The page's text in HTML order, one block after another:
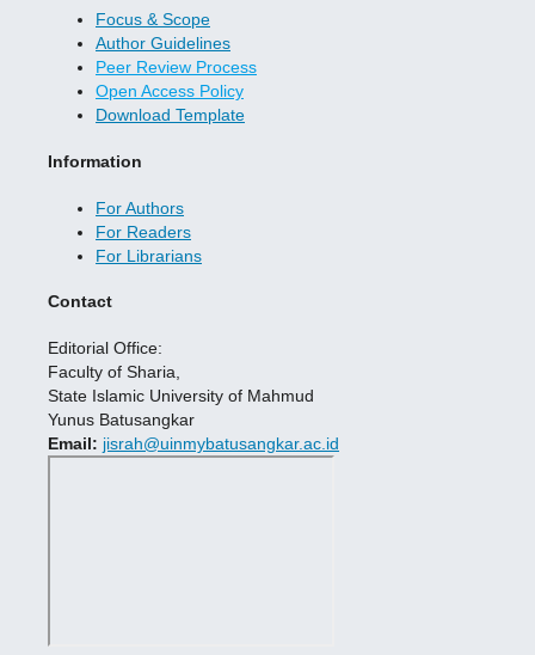
Focus & Scope
Author Guidelines
Peer Review Process
Open Access Policy
Download Template
Information
For Authors
For Readers
For Librarians
Contact
Editorial Office:
Faculty of Sharia,
State Islamic University of Mahmud
Yunus Batusangkar
Email: jisrah@uinmybatusangkar.ac.id